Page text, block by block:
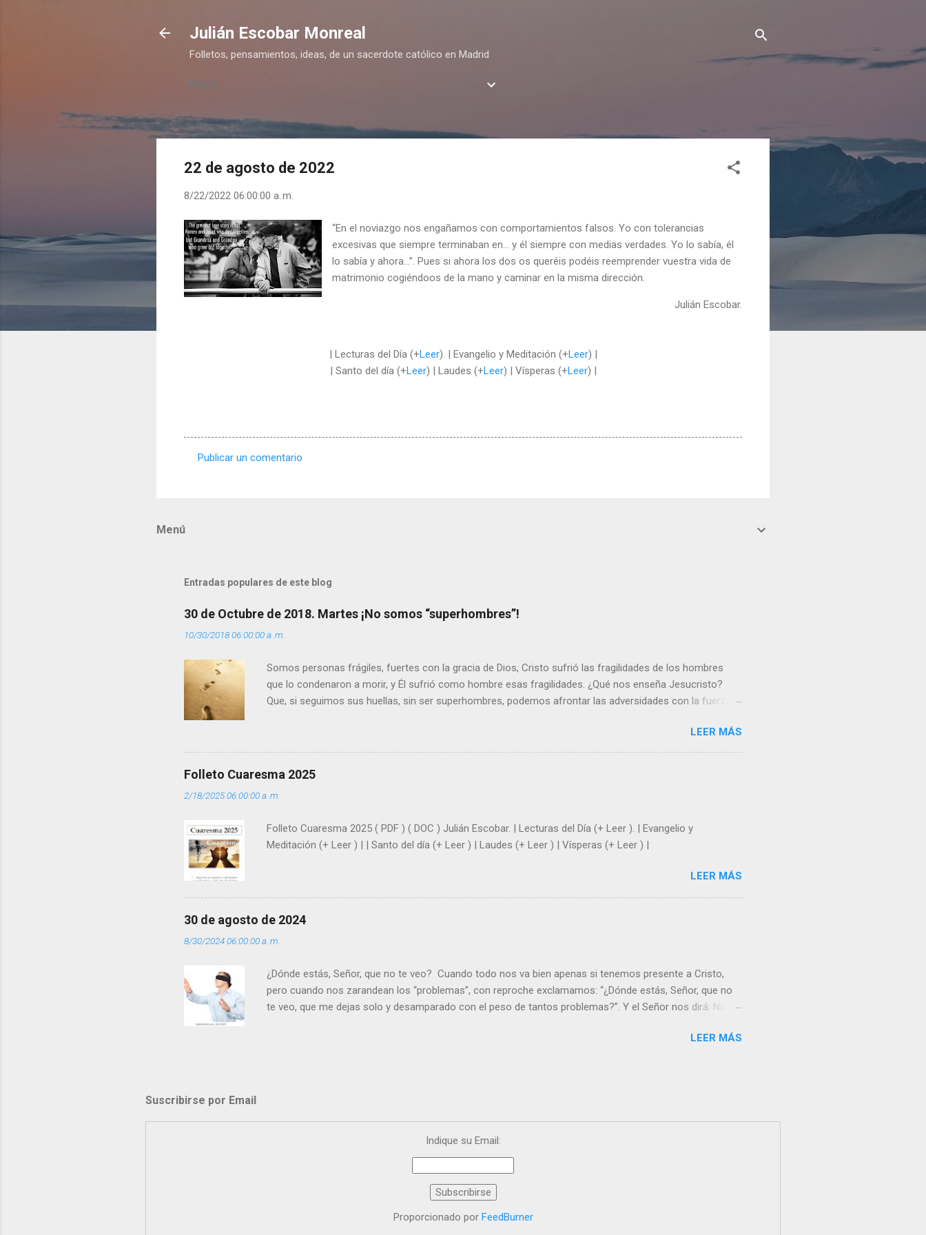
Julián Escobar Monreal
Folletos, pensamientos, ideas, de un sacerdote católico en Madrid
Menú
22 de agosto de 2022
8/22/2022 06:00:00 a. m.
“En el noviazgo nos engañamos con comportamientos falsos. Yo con tolerancias
excesivas que siempre terminaban en… y él siempre con medias verdades. Yo lo sabía, él
lo sabía y ahora…”. Pues si ahora los dos os queréis podéis reemprender vuestra vida de
matrimonio cogiéndoos de la mano y caminar en la misma dirección.
Julián Escobar.
| Lecturas del Día (+Leer). | Evangelio y Meditación (+Leer) |
| Santo del día (+Leer) | Laudes (+Leer) | Vísperas (+Leer) |
a
Publicar un comentario
Menú
Entradas populares de este blog
30 de Octubre de 2018. Martes ¡No somos “superhombres”!
10/30/2018 06:00:00 a. m.
Somos personas frágiles, fuertes con la gracia de Dios, Cristo sufrió las fragilidades de los hombres
que lo condenaron a morir, y Él sufrió como hombre esas fragilidades. ¿Qué nos enseña Jesucristo?
Que, si seguimos sus huellas, sin ser superhombres, podemos afrontar las adversidades con la fuerza y
que los demás se sientan acompañados y protegidos por nosotros. “ Señor, soy un árbol sin frutos,
pero tú me das la savia para que al menos mis ramas y hojas den sombra en los días del sol abrasador
”. - ¿Te sientes super hombre? - ¿Superas tu fragilidad con la gracia de Dios? Julián Escobar. | Lecturas
(+ Leer ) |
LEER MÁS
Folleto Cuaresma 2025
2/18/2025 06:00:00 a. m.
Folleto Cuaresma 2025 ( PDF ) ( DOC ) Julián Escobar. | Lecturas del Día (+ Leer ). | Evangelio y
Meditación (+ Leer ) | | Santo del día (+ Leer ) | Laudes (+ Leer ) | Vísperas (+ Leer ) |
LEER MÁS
30 de agosto de 2024
8/30/2024 06:00:00 a. m.
¿Dónde estás, Señor, que no te veo? Cuando todo nos va bien apenas si tenemos presente a Cristo,
pero cuando nos zarandean los “problemas”, con reproche exclamamos: “¿Dónde estás, Señor, que no
te veo, que me dejas solo y desamparado con el peso de tantos problemas?”. Y el Señor nos dirá: No
porque lloras tus problemas y no gozas de la vida. ¿Cómo puedes creer que Yo dejo a nadie sólo con
perdón que el odio? Si es así, es que Cristo te ha acariciado con su Resurrecc...
LEER MÁS
Suscribirse por Email
Indique su Email:
Proporcionado por FeedBurner